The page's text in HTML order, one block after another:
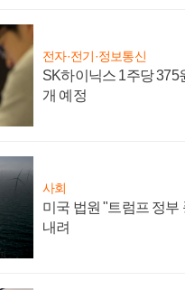
전자·전기·정보통신
SK하이닉스 1주당 375
개 예정
사회
미국 법원 "트럼프 정부
내려